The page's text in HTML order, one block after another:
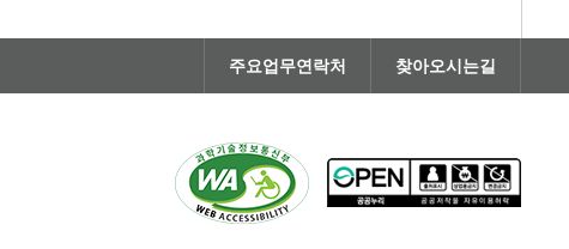
주요업무연락처 찾아오시는길